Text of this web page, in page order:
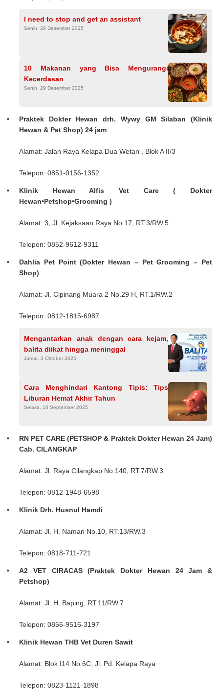
I need to stop and get an assistant
Senin, 29 Desember 2025
10 Makanan yang Bisa Mengurangi
Kecerdasan
Senin, 29 Desember 2025
Praktek Dokter Hewan drh. Wywy GM Silaban (Klinik
Hewan & Pet Shop) 24 jam
Alamat: Jalan Raya Kelapa Dua Wetan , Blok A II/3
Telepon: 0851-0156-1352
Klinik Hewan Alfis Vet Care ( Dokter
Hewan•Petshop•Grooming )
Alamat: 3, Jl. Kejaksaan Raya No.17, RT.3/RW.5
Telepon: 0852-9612-9311
Dahlia Pet Point (Dokter Hewan – Pet Grooming – Pet
Shop)
Alamat: Jl. Cipinang Muara 2 No.29 H, RT.1/RW.2
Telepon: 0812-1815-6987
Mengantarkan anak dengan cara kejam,
balita diikat hingga meninggal
Jumat, 3 Oktober 2025
Cara Menghindari Kantong Tipis: Tips
Liburan Hemat Akhir Tahun
Selasa, 16 September 2025
RN PET CARE (PETSHOP & Praktek Dokter Hewan 24 Jam)
Cab. CILANGKAP
Alamat: Jl. Raya Cilangkap No.140, RT.7/RW.3
Telepon: 0812-1948-6598
Klinik Drh. Husnul Hamdi
Alamat: Jl. H. Naman No.10, RT.13/RW.3
Telepon: 0818-711-721
A2 VET CIRACAS (Praktek Dokter Hewan 24 Jam &
Petshop)
Alamat: Jl. H. Baping, RT.11/RW.7
Telepon: 0856-9516-3197
Klinik Hewan THB Vet Duren Sawit
Alamat: Blok I14 No.6C, Jl. Pd. Kelapa Raya
Telepon: 0823-1121-1898